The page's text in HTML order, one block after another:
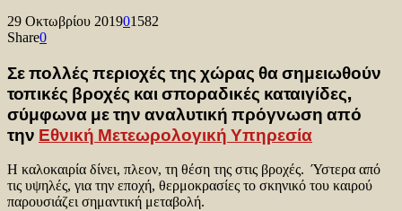
29 Οκτωβρίου 201901582
Share0
Σε πολλές περιοχές της χώρας θα σημειωθούν
τοπικές βροχές και σποραδικές καταιγίδες,
σύμφωνα με την αναλυτική πρόγνωση από
την Εθνική Μετεωρολογική Υπηρεσία
Η καλοκαιρία δίνει, πλεον, τη θέση της στις βροχές. Ύστερα από
τις υψηλές, για την εποχή, θερμοκρασίες το σκηνικό του καιρού
παρουσιάζει σημαντική μεταβολή.